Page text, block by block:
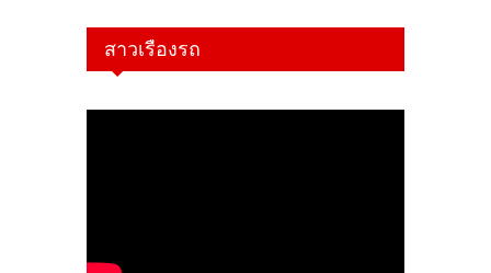
สาวเรืองรถ